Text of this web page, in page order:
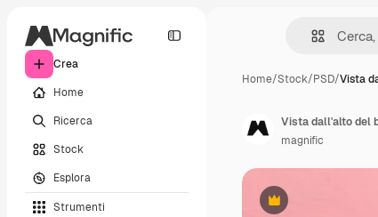
Crea
Home
Ricerca
Stock
Esplora
Strumenti
Home/Stock/PSD/Vista
Premium
Vista dall'alto del
magnific